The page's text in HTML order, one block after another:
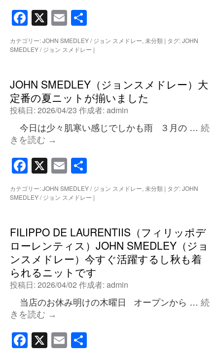
Facebook
X Email
カテゴリー:JOHN SMEDLEY / ジョン スメドレー, 未分類 | タグ:JOHN
SMEDLEY / ジョン スメドレー |
JOHN SMEDLEY（ジョンスメドレー）大
定番の夏ニットが揃いました
投稿日: 2026/04/23 作成者: admin
今日は少々肌寒い感じでしかも雨 ３月の … 続
きを読む →
Facebook
X Email
カテゴリー:JOHN SMEDLEY / ジョン スメドレー, 未分類 | タグ:JOHN
SMEDLEY / ジョン スメドレー |
FILIPPO DE LAURENTIIS（フィリッポデ
ローレンティス）JOHN SMEDLEY（ジョ
ンスメドレー）今すぐ活躍するし秋も着
られるニットです
投稿日: 2026/04/02 作成者: admin
当店のお休み明けの木曜日 オープンから … 続
きを読む →
Facebook
X Email